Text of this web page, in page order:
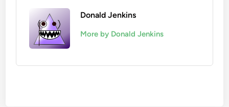
Donald Jenkins
More by Donald Jenkins